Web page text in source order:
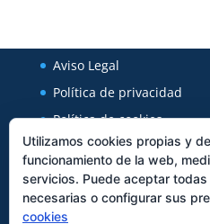
Aviso Legal
Política de privacidad
Política de cookies
Regal
Utilizamos cookies propias y
funcionamiento de la web,
servicios. Puede aceptar
necesarias o configurar sus
cookies